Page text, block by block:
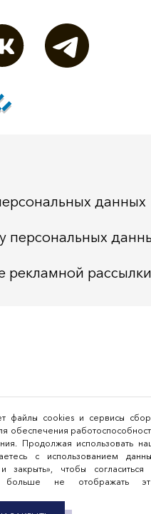
данных
персональных
рекламной рассылки
файлы cookies и сервисы
обеспечения
Продолжая использовать
с использованием
закрыть», чтобы согласиться
больше не отображать